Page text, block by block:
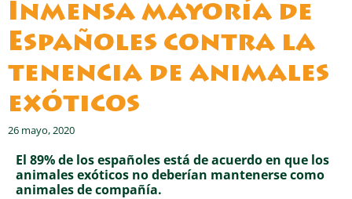
Inmensa mayoría de
Españoles contra la
tenencia de animales
exóticos
26 mayo, 2020
El 89% de los españoles está de acuerdo en que los
animales exóticos no deberían mantenerse como
animales de compañía.